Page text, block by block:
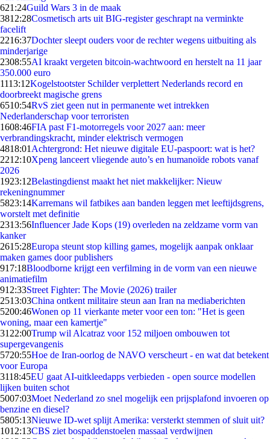
621:24Guild Wars 3 in de maak
3812:28Cosmetisch arts uit BIG-register geschrapt na verminkte
facelift
2216:37Dochter sleept ouders voor de rechter wegens uitbuiting als
minderjarige
2308:55AI kraakt vergeten bitcoin-wachtwoord en herstelt na 11 jaar
350.000 euro
1113:12Kogelstootster Schilder verplettert Nederlands record en
doorbreekt magische grens
6510:54RvS ziet geen nut in permanente wet intrekken
Nederlanderschap voor terroristen
1608:46FIA past F1-motorregels voor 2027 aan: meer
verbrandingskracht, minder elektrisch vermogen
4818:01 Achtergrond: Het nieuwe digitale EU-paspoort: wat is het?
2212:10Xpeng lanceert vliegende auto’s en humanoïde robots vanaf
2026
1923:12Belastingdienst maakt het niet makkelijker: Nieuw
rekeningnummer
5823:14Karremans wil fatbikes aan banden leggen met leeftijdsgrens,
worstelt met definitie
2313:56Influencer Jade Kops (19) overleden na zeldzame vorm van
kanker
2615:28Europa steunt stop killing games, mogelijk aanpak onklaar
maken games door publishers
917:18Bloodborne krijgt een verfilming in de vorm van een nieuwe
animatiefilm
912:33Street Fighter: The Movie (2026) trailer
2513:03China ontkent militaire steun aan Iran na mediaberichten
5200:46Wonen op 11 vierkante meter voor een ton: "Het is geen
woning, maar een kamertje"
31 22:00Trump wil Alcatraz voor 152 miljoen ombouwen tot
supergevangenis
5720:55Hoe de Iran-oorlog de NAVO verscheurt - en wat dat betekent
voor Europa
3118:45EU gaat AI-uitkleedapps verbieden - open source modellen
lijken buiten schot
5007:03Moet Nederland zo snel mogelijk een prijsplafond invoeren op
benzine en diesel?
5805:13Nieuwe ID-wet splijt Amerika: versterkt stemmen of sluit uit?
1012:13CBS ziet bospaddenstoelen massaal verdwijnen